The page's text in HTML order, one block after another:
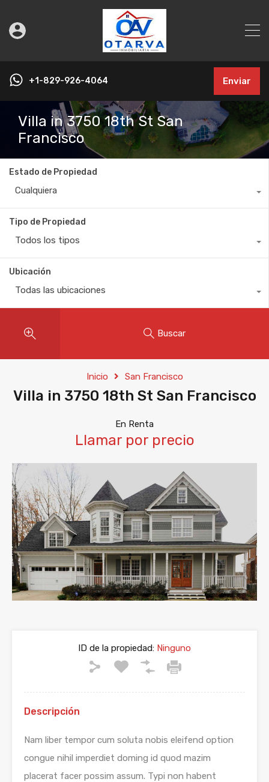
+1-829-926-4064 Enviar
Villa in 3750 18th St San
Francisco
Estado de Propiedad
Cualquiera
Tipo de Propiedad
Todos los tipos
Ubicación
Todas las ubicaciones
Buscar
Inicio San Francisco
Villa in 3750 18th St San Francisco
En Renta
Llamar por precio
ID de la propiedad: Ninguno
Descripción
Nam liber tempor cum soluta nobis eleifend option
congue nihil imperdiet doming id quod mazim
placerat facer possim assum. Typi non habent